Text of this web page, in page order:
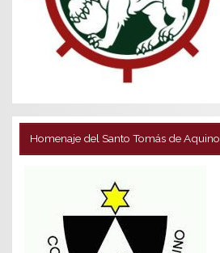
Homenaje del Santo Tomás de Aquino